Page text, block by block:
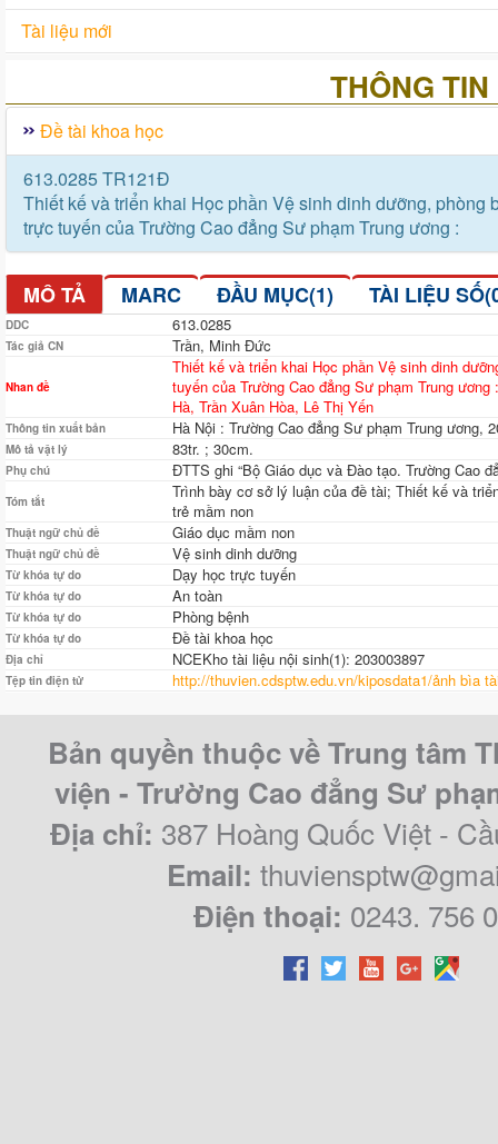
Tài liệu mới
THÔNG
Đề tài khoa học
613.0285 TR121Đ
Thiết kế và triển khai Học phần Vệ sinh dinh dưỡng, phòng
trực tuyến của Trường Cao đẳng Sư phạm Trung ương :
MÔ TẢ MARC ĐẦU MỤC(1) TÀI LIỆU
DDC 613.0285
Tác giả CN Trần, Minh Đức
Nhan đề
Thiết kế và triển khai Học phần Vệ sinh dinh
tuyến của Trường Cao đẳng Sư phạm Trung
Hà, Trần Xuân Hòa, Lê Thị Yến
Thông tin xuất bản Hà Nội : Trường Cao đẳng Sư phạm Trung ương,
Mô tả vật lý 83tr. ; 30cm.
Phụ chú ĐTTS ghi “Bộ Giáo dục và Đào tạo. Trường Cao
Tóm tắt
Trình bày cơ sở lý luận của đề tài; Thiết kế và
trẻ mầm non
Thuật ngữ chủ đề Giáo dục mầm non
Thuật ngữ chủ đề Vệ sinh dinh dưỡng
Từ khóa tự do Dạy học trực tuyến
Từ khóa tự do An toàn
Từ khóa tự do Phòng bệnh
Từ khóa tự do Đề tài khoa học
Địa chỉ NCEKho tài liệu nội sinh(1): 203003897
Tệp tin điện tử http://thuvien.cdsptw.edu.vn/kiposdata1/ảnh bìa
Bản quyền thuộc về Trung tâm
viện - Trường Cao đẳng Sư
Địa chỉ: 387 Hoàng Quốc Việt -
Email:
Điện thoại: 0243. 756